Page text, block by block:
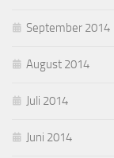
September 2014
August 2014
Juli 2014
Juni 2014